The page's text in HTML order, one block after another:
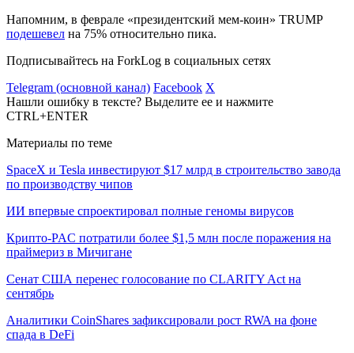
Напомним, в феврале «президентский мем-коин» TRUMP
подешевел на 75% относительно пика.
Подписывайтесь на ForkLog в социальных сетях
Telegram (основной канал) Facebook X
Нашли ошибку в тексте? Выделите ее и нажмите
CTRL+ENTER
Материалы по теме
SpaceX и Tesla инвестируют $17 млрд в строительство завода
по производству чипов
ИИ впервые спроектировал полные геномы вирусов
Крипто-PAC потратили более $1,5 млн после поражения на
праймериз в Мичигане
Сенат США перенес голосование по CLARITY Act на
сентябрь
Аналитики CoinShares зафиксировали рост RWA на фоне
спада в DeFi